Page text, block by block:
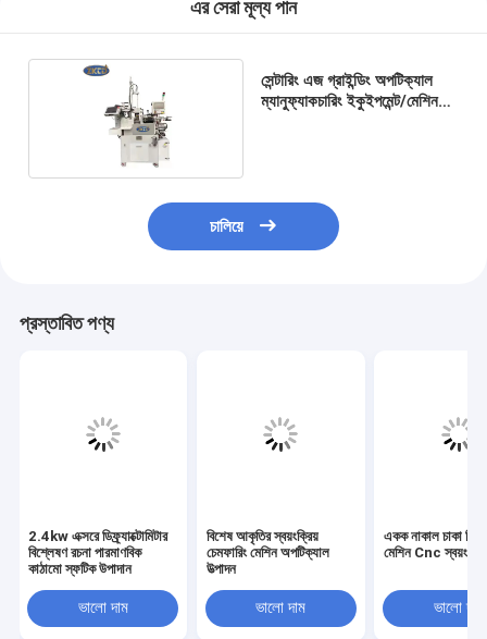
এর সেরা মূল্য পান
সেন্টারিং এজ গ্রাইন্ডিং অপটিক্যাল
ম্যানুফ্যাকচারিং ইকুইপমেন্ট/মেশিন
চালিয়ে
প্রস্তাবিত পণ্য
2.4kw এক্সরে ডিফ্র্যাক্টোমিটার
বিশ্লেষণ রচনা পারমাণবিক
কাঠামো স্ফটিক উপাদান
ভালো দাম
বিশেষ আকৃতির স্বয়ংক্রিয়
চেমফারিং মেশিন অপটিক্যাল
উত্পাদন
ভালো দাম
একক নাকাল চাকা মিল
মেশিন Cnc
ভালো দাম